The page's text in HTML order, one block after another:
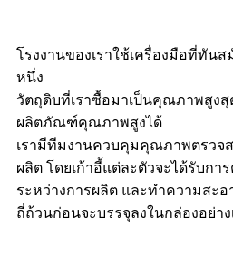
โรงงานของเราใช้เครื่องมือที่ทัน
หนึ่ง
วัตถุดิบที่เราซื้อมาเป็นคุณภาพสูงสุ
ผลิตภัณฑ์คุณภาพสูงได้
เรามีทีมงานควบคุมคุณภาพตรวจ
ผลิต โดยเก้าอี้แต่ละตัวจะได้รับกา
ระหว่างการผลิต และทำความสะอ
ถี่ถ้วนก่อนจะบรรจุลงในกล่องอย่าง